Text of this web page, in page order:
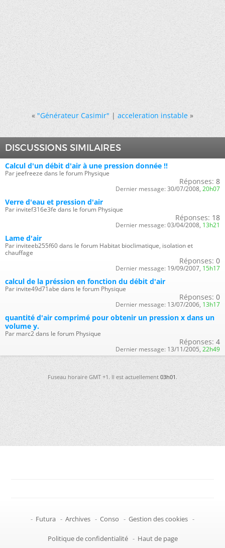
« "Générateur Casimir"|acceleration instable »
DISCUSSIONS SIMILAIRES
Calcul d'un débit d'air à une pression donnée !!
Par jeefreeze dans le forum Physique
Réponses: 8
Dernier message: 30/07/2008, 20h07
Verre d'eau et pression d'air
Par invitef316e3fe dans le forum Physique
Réponses: 18
Dernier message: 03/04/2008, 13h21
Lame d'air
Par inviteeb255f60 dans le forum Habitat bioclimatique, isolation et
chauffage
Réponses: 0
Dernier message: 19/09/2007, 15h17
calcul de la préssion en fonction du débit d'air
Par invite49d71abe dans le forum Physique
Réponses: 0
Dernier message: 13/07/2006, 13h17
quantité d'air comprimé pour obtenir un pression x dans un
volume y.
Par marc2 dans le forum Physique
Réponses: 4
Dernier message: 13/11/2005, 22h49
Fuseau horaire GMT +1. Il est actuellement03h01.
- Futura - Archives - Conso - Gestion des cookies -
Politique de confidentialité - Haut de page